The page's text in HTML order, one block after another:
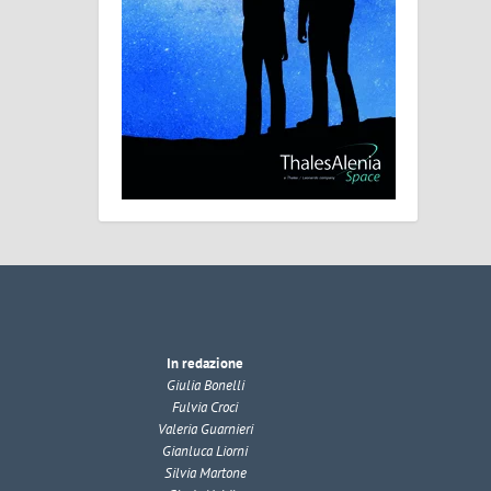
In redazione
Giulia Bonelli
Fulvia Croci
Valeria Guarnieri
Gianluca Liorni
Silvia Martone